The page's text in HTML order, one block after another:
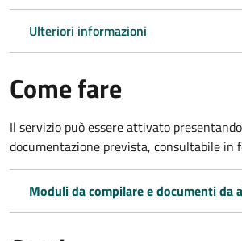
Ulteriori informazioni
Come fare
Il servizio può essere attivato
documentazione prevista, consultabile in
Moduli da compilare e documenti da